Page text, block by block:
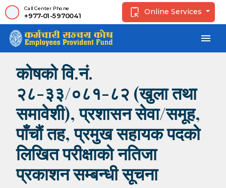
Call Center Phone
+977-01-5970041 Online Services
menu
कोषको वि.नं.
२८-३३/०८१-८२ (खुला तथा
समावेशी), प्रशासन सेवा/समूह,
पाँचौं तह, प्रमुख सहायक पदको
लिखित परीक्षाको नतिजा
प्रकाशन सम्बन्धी सूचना